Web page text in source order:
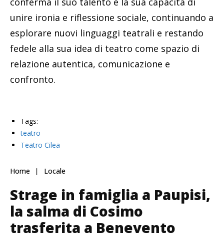
unire ironia e riflessione sociale, continuando a
esplorare nuovi linguaggi teatrali e restando
fedele alla sua idea di teatro come spazio di
relazione autentica, comunicazione e
confronto.
Tags:
teatro
Teatro Cilea
Home Locale
Strage in famiglia a Paupisi,
la salma di Cosimo
trasferita a Benevento